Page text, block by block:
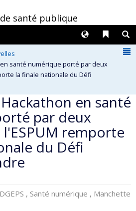
santé publique
Liens
Langues
santé numérique porté par deux
la finale nationale du Défi
en santé
par deux
remporte
du Défi
, Santé numérique , Manchette